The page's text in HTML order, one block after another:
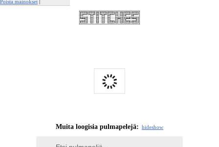
Poista mainokset |
Muita loogisia pulmapelejä: hideshow